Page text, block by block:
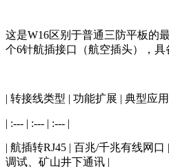
这是W16区别于普通三防平板的
个6针航插接口（航空插头），具
| 转接线类型 | 功能扩展 | 典型应
| :--- | :--- | :--- |
| 航插转RJ45 | 百兆/千兆有线网
调试、矿山井下通讯 |